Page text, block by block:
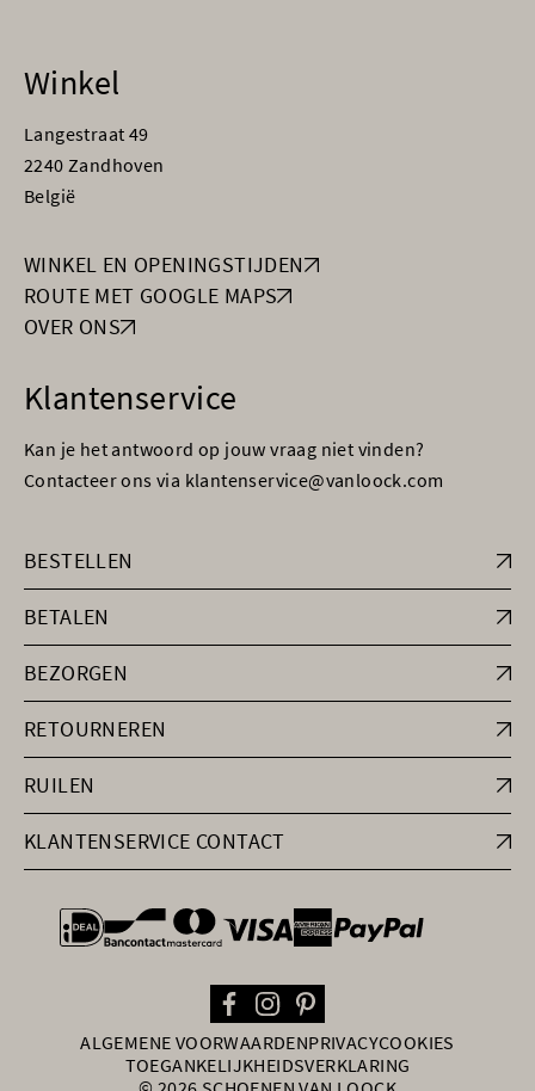
Winkel
Langestraat 49
2240 Zandhoven
België
WINKEL EN OPENINGSTIJDEN
ROUTE MET GOOGLE MAPS
OVER ONS
Klantenservice
Kan je het antwoord op jouw vraag niet vinden?
Contacteer ons via klantenservice@vanloock.com
BESTELLEN
BETALEN
BEZORGEN
RETOURNEREN
RUILEN
KLANTENSERVICE CONTACT
general.paymentOptions
ALGEMENE VOORWAARDENPRIVACYCOOKIES
TOEGANKELIJKHEIDSVERKLARING